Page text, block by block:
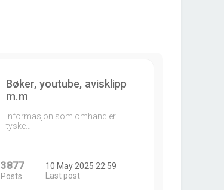
Bøker, youtube, avisklipp
m.m
informasjon som omhandler
tyske…
3877
Posts
10 May 2025 22:59
Last post